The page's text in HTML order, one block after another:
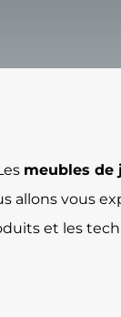
meubles de
allons vous
et les